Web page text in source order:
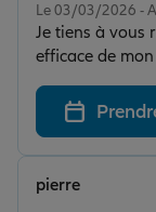
Le 03/03/2026 -
Je tiens à vous
efficace de
laquelle ma
dont j’ai
permet
réparations
du règlement
pierre